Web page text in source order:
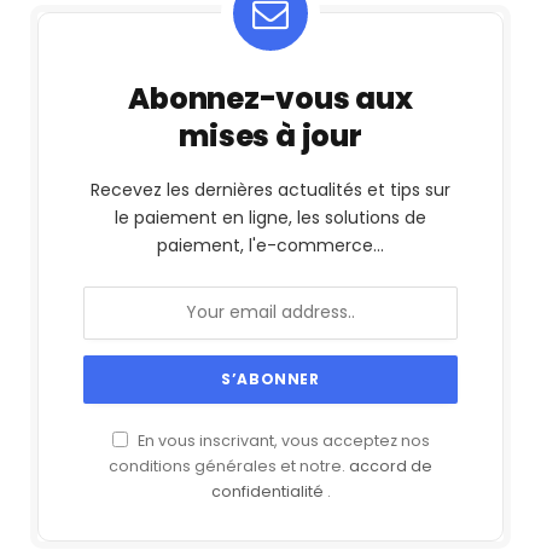
Abonnez-vous aux
mises à jour
Recevez les dernières actualités et tips sur
le paiement en ligne, les solutions de
paiement, l'e-commerce...
En vous inscrivant, vous acceptez nos
conditions générales et notre. accord de
confidentialité .